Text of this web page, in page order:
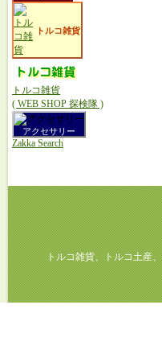
トルコ雑貨
トルコ雑貨
( WEB SHOP 探検隊 )
アクセサリー
Zakka Search
トルコ雑貨、トルコ土産、オヤ